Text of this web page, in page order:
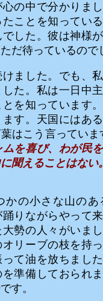
の中で分かりま
ことを知ってい
でした。彼は神様
だ待っているので
ました。でも、
した。私は一日中
とを知っています
す。天国にはあ
はこう言っていま
ムを喜び、わが民
聞えることはない。
かの小さな山の
りながらやって
勢の人々がいま
リーブの枝を持
て油を放ちまし
準備しておられ
す。